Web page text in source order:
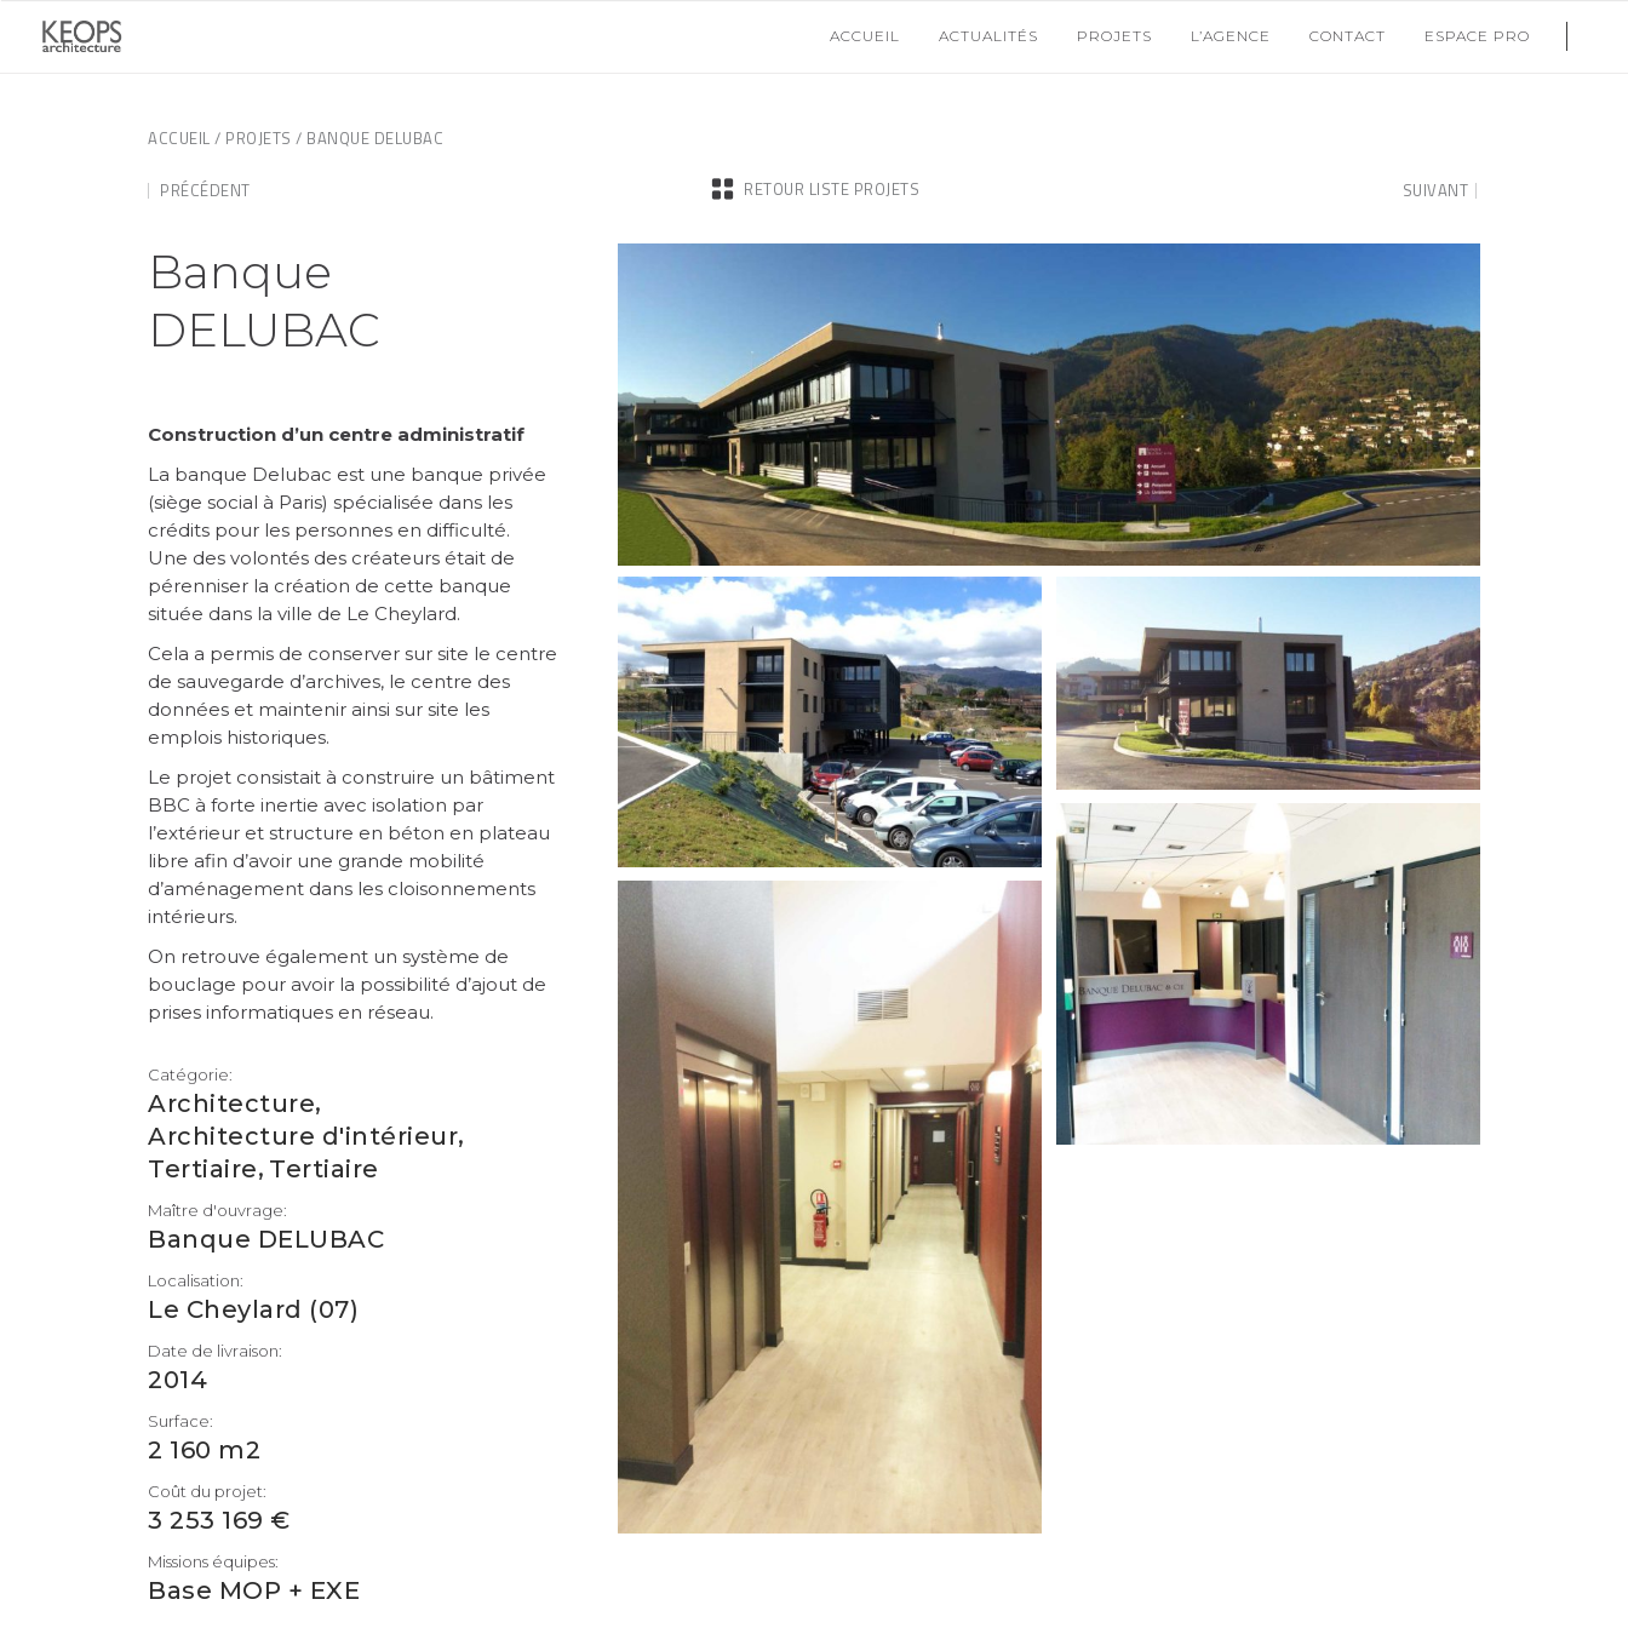
ACCUEIL ACTUALITÉS PROJETS L’AGENCE CONTACT ESPACE PRO
ACCUEIL / PROJETS / BANQUE DELUBAC
PRÉCÉDENT RETOUR LISTE PROJETS SUIVANT
Banque
DELUBAC
Construction d’un centre administratif
La banque Delubac est une banque privée
(siège social à Paris) spécialisée dans les
crédits pour les personnes en difficulté.
Une des volontés des créateurs était de
pérenniser la création de cette banque
située dans la ville de Le Cheylard.
Cela a permis de conserver sur site le centre
de sauvegarde d’archives, le centre des
données et maintenir ainsi sur site les
emplois historiques.
Le projet consistait à construire un bâtiment
BBC à forte inertie avec isolation par
l’extérieur et structure en béton en plateau
libre afin d’avoir une grande mobilité
d’aménagement dans les cloisonnements
intérieurs.
On retrouve également un système de
bouclage pour avoir la possibilité d’ajout de
prises informatiques en réseau.
Catégorie:
Architecture,
Architecture d'intérieur,
Tertiaire, Tertiaire
Maître d'ouvrage:
Banque DELUBAC
Localisation:
Le Cheylard (07)
Date de livraison:
2014
Surface:
2 160 m2
Coût du projet:
3 253 169 €
Missions équipes:
Base MOP + EXE